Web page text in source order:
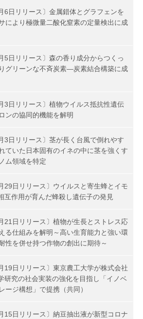
6日リリース〕金属錯体とグラフェンを
により極微量二酸化窒素の定量検出に成
5日リリース〕森の香り成分からつくっ
グリーンな不斉炭素―炭素結合構築に成
3日リリース〕植物ウイルス抵抗性遺伝
ンの協同的機能を解明
3日リリース〕茎が長く台風で倒れやす
ていた日本固有のイネの中に茎を強くす
ム領域を特定
29日リリース〕ウイルスと寄生蜂とイモ
互作用が育んだ蜂殺し遺伝子の発見
21日リリース〕植物が生長とストレス応
る仕組みを解明～高い生育能力と強い環
性を併せ持つ作物の創出に期待～
19日リリース〕東京農工大学が株式会社
研究の社会実装の強化を目指し「イノベ
ージ構想」で提携（共同）
15日リリース〕納豆抽出液が新型コロナ